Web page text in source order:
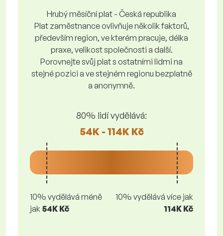
Hrubý měsíční plat - Česká republika
Plat zaměstnance ovlivňuje několik faktorů,
především region, ve kterém pracuje, délka
praxe, velikost společnosti a další.
Porovnejte svůj plat s ostatními lidmi na
stejné pozici a ve stejném regionu bezplatně
a anonymně.
80% lidí vydělává:
54K - 114K Kč
10% vydělává méně
jak 54K Kč
10% vydělává více jak
114K Kč